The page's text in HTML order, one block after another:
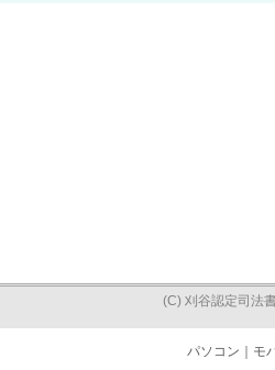
(C) 刈谷認定司法
パソコン ｜モ